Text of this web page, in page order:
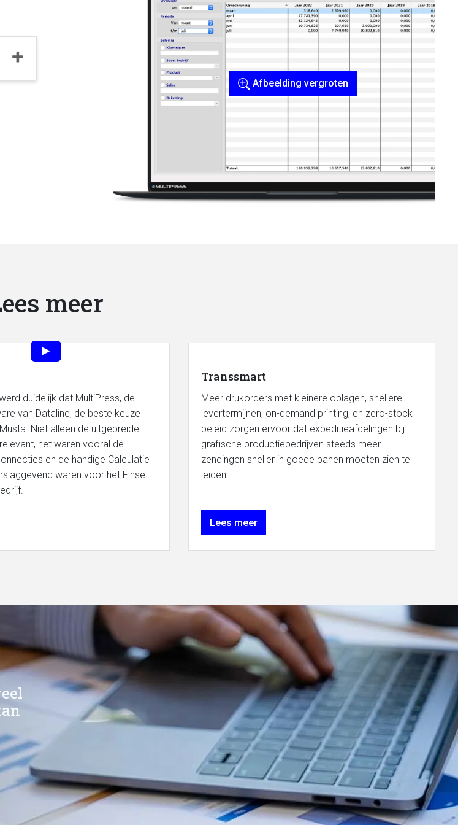
Afbeelding vergroten
meer
duidelijk dat MultiPress, de
van Dataline, de beste keuze
Niet alleen de uitgebreide
het waren vooral de
en de handige Calculatie
waren voor het Finse
Transsmart
Meer drukorders met kleinere oplagen, snellere
levertermijnen, on-demand printing, en zero-stock
beleid zorgen ervoor dat expeditieafdelingen bij
grafische productiebedrijven steeds meer
zendingen sneller in goede banen moeten zien te
leiden.
Lees meer